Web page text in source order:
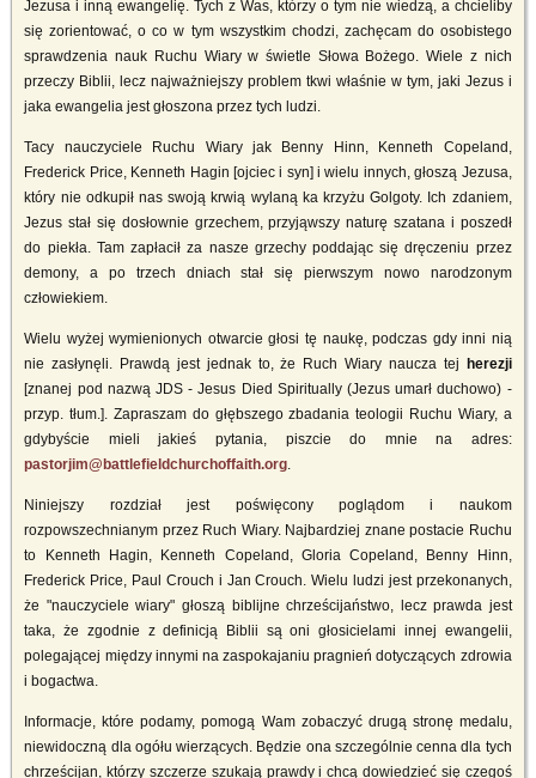
Jezusa i inną ewangelię. Tych z Was, którzy o tym nie wiedzą, a chcieliby
się zorientować, o co w tym wszystkim chodzi, zachęcam do osobistego
sprawdzenia nauk Ruchu Wiary w świetle Słowa Bożego. Wiele z nich
przeczy Biblii, lecz najważniejszy problem tkwi właśnie w tym, jaki Jezus i
jaka ewangelia jest głoszona przez tych ludzi.
Tacy nauczyciele Ruchu Wiary jak Benny Hinn, Kenneth Copeland,
Frederick Price, Kenneth Hagin [ojciec i syn] i wielu innych, głoszą Jezusa,
który nie odkupił nas swoją krwią wylaną ka krzyżu Golgoty. Ich zdaniem,
Jezus stał się dosłownie grzechem, przyjąwszy naturę szatana i poszedł
do piekła. Tam zapłacił za nasze grzechy poddając się dręczeniu przez
demony, a po trzech dniach stał się pierwszym nowo narodzonym
człowiekiem.
Wielu wyżej wymienionych otwarcie głosi tę naukę, podczas gdy inni nią
nie zasłynęli. Prawdą jest jednak to, że Ruch Wiary naucza tej
herezji
[znanej pod nazwą JDS - Jesus Died Spiritually (Jezus umarł duchowo) -
przyp. tłum.]. Zapraszam do głębszego zbadania teologii Ruchu Wiary, a
gdybyście mieli jakieś pytania, piszcie do mnie na adres:
pastorjim@battlefieldchurchoffaith.org.
Niniejszy rozdział jest poświęcony poglądom i naukom
rozpowszechnianym przez Ruch Wiary. Najbardziej znane postacie Ruchu
to Kenneth Hagin, Kenneth Copeland, Gloria Copeland, Benny Hinn,
Frederick Price, Paul Crouch i Jan Crouch. Wielu ludzi jest przekonanych,
że "nauczyciele wiary" głoszą biblijne chrześcijaństwo, lecz prawda jest
taka, że zgodnie z definicją Biblii są oni głosicielami innej ewangelii,
polegającej między innymi na zaspokajaniu pragnień dotyczących zdrowia
i bogactwa.
Informacje, które podamy, pomogą Wam zobaczyć drugą stronę medalu,
niewidoczną dla ogółu wierzących. Będzie ona szczególnie cenna dla tych
chrześcijan, którzy szczerze szukają prawdy i chcą dowiedzieć się czegoś